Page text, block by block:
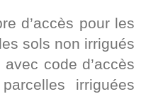
d’accès pour les
sols non irrigués
code d’accès
irriguées